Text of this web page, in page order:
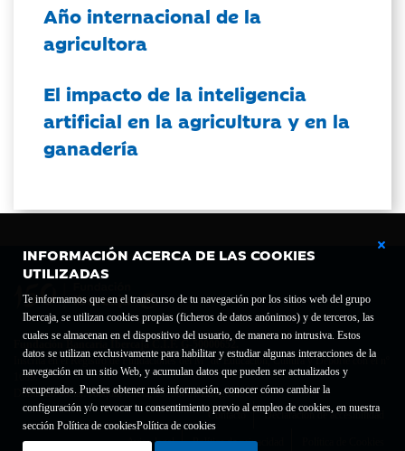
INFORMACIÓN ACERCA DE LAS COOKIES
UTILIZADAS
Te informamos que en el transcurso de tu navegación por los sitios web del grupo
Ibercaja, se utilizan cookies propias (ficheros de datos anónimos) y de terceros, las
cuales se almacenan en el dispositivo del usuario, de manera no intrusiva. Estos
datos se utilizan exclusivamente para habilitar y estudiar algunas interacciones de la
navegación en un sitio Web, y acumulan datos que pueden ser actualizados y
recuperados. Puedes obtener más información, conocer cómo cambiar la
configuración y/o revocar tu consentimiento previo al empleo de cookies, en nuestra
sección Política de cookiesPolítica de cookies
Año internacional de la
agricultora
El impacto de la inteligencia
artificial en la agricultura y en la
ganadería
Fundación Bancaria Ibercaja C.I.F. G-50000652.
Inscrita en el Registro de Fundaciones del Mº de Educación, Cultura y Deporte con el nº
1689.
Domicilio social: Joaquín Costa, 13. 50001 Zaragoza.
Contacto
Declaración de accesibilidad
Aviso legal Política de privacidad